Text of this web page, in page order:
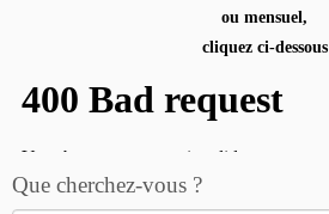
ou mensuel,
cliquez ci-dessous
Que cherchez-vous ?